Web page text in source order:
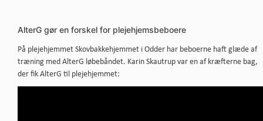
AlterG gør en forskel for plejehjemsbeboere
På plejehjemmet Skovbakkehjemmet i Odder har beboerne haft glæde af
træning med AlterG løbebåndet. Karin Skautrup var en af kræfterne bag,
der fik AlterG til plejehjemmet: